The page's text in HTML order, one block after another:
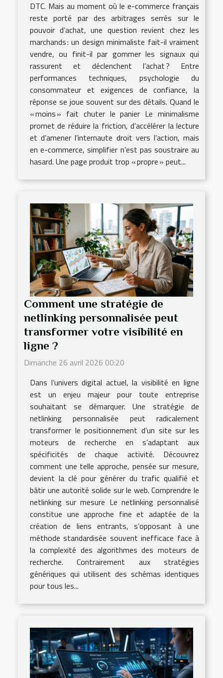
DTC. Mais au moment où le e-commerce français
reste porté par des arbitrages serrés sur le
pouvoir d’achat, une question revient chez les
marchands : un design minimaliste fait-il vraiment
vendre, ou finit-il par gommer les signaux qui
rassurent et déclenchent l’achat ? Entre
performances techniques, psychologie du
consommateur et exigences de confiance, la
réponse se joue souvent sur des détails. Quand le
« moins » fait chuter le panier Le minimalisme
promet de réduire la friction, d’accélérer la lecture
et d’amener l’internaute droit vers l’action, mais
en e-commerce, simplifier n’est pas soustraire au
hasard. Une page produit trop « propre » peut...
Comment une stratégie de
netlinking personnalisée peut
transformer votre visibilité en
ligne ?
Dimanche 26 avril 2026 00:20
Dans l’univers digital actuel, la visibilité en ligne
est un enjeu majeur pour toute entreprise
souhaitant se démarquer. Une stratégie de
netlinking personnalisée peut radicalement
transformer le positionnement d’un site sur les
moteurs de recherche en s’adaptant aux
spécificités de chaque activité. Découvrez
comment une telle approche, pensée sur mesure,
devient la clé pour générer du trafic qualifié et
bâtir une autorité solide sur le web. Comprendre le
netlinking sur mesure Le netlinking personnalisé
constitue une approche fine et adaptée de la
création de liens entrants, s’opposant à une
méthode standardisée souvent inefficace face à
la complexité des algorithmes des moteurs de
recherche. Contrairement aux stratégies
génériques qui utilisent des schémas identiques
pour tous les...